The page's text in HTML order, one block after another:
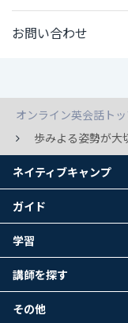
お問い合わせ
オンライン英会話ト
歩みよる姿勢が大
ネイティブキャンプ
ガイド
学習
講師を探す
その他